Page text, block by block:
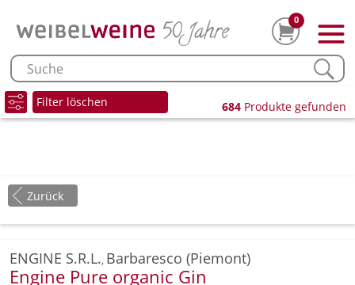
0
Filter löschen 684 Produkte gefunden
Zurück
ENGINE S.R.L., Barbaresco (Piemont)
Engine Pure organic Gin